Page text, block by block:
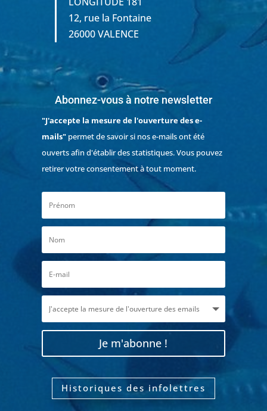
12, rue la Fontaine
26000 VALENCE
Abonnez-vous à notre newsletter
"J'accepte la mesure de l'ouverture des e-
mails"permet de savoir si nos e-mails ont été
ouverts afin d'établir des statistiques. Vous pouvez
retirer votre consentement à tout moment.
Je m'abonne !
Historiques des infolettres